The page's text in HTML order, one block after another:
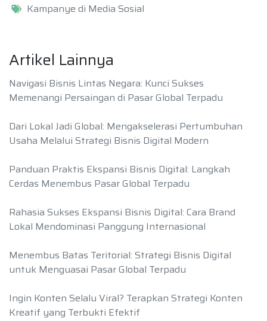
Kampanye di Media Sosial
Artikel Lainnya
Navigasi Bisnis Lintas Negara: Kunci Sukses
Memenangi Persaingan di Pasar Global Terpadu
Dari Lokal Jadi Global: Mengakselerasi Pertumbuhan
Usaha Melalui Strategi Bisnis Digital Modern
Panduan Praktis Ekspansi Bisnis Digital: Langkah
Cerdas Menembus Pasar Global Terpadu
Rahasia Sukses Ekspansi Bisnis Digital: Cara Brand
Lokal Mendominasi Panggung Internasional
Menembus Batas Teritorial: Strategi Bisnis Digital
untuk Menguasai Pasar Global Terpadu
Ingin Konten Selalu Viral? Terapkan Strategi Konten
Kreatif yang Terbukti Efektif